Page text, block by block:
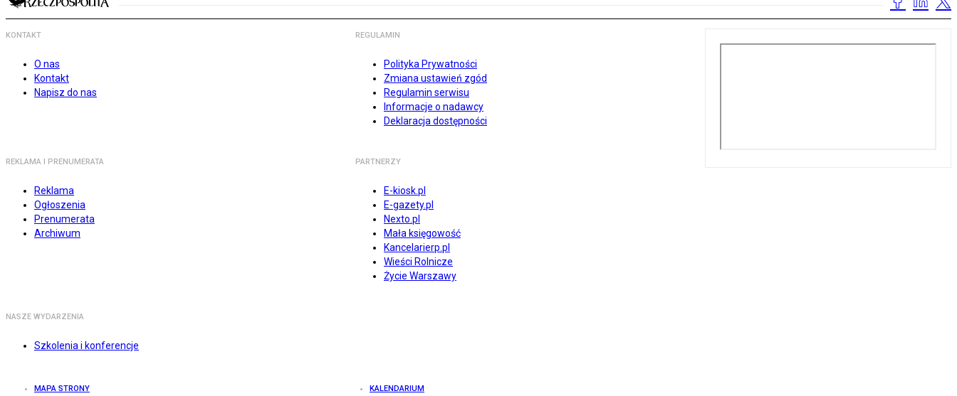
KONTAKT
O nas
Kontakt
Napisz do nas
REGULAMIN
Polityka Prywatności
Zmiana ustawień zgód
Regulamin serwisu
Informacje o nadawcy
Deklaracja dostępności
REKLAMA I PRENUMERATA
Reklama
Ogłoszenia
Prenumerata
Archiwum
PARTNERZY
E-kiosk.pl
E-gazety.pl
Nexto.pl
Mała księgowość
Kancelarierp.pl
Wieści Rolnicze
Życie Warszawy
NASZE WYDARZENIA
Szkolenia i konferencje
MAPA STRONY KALENDARIUM